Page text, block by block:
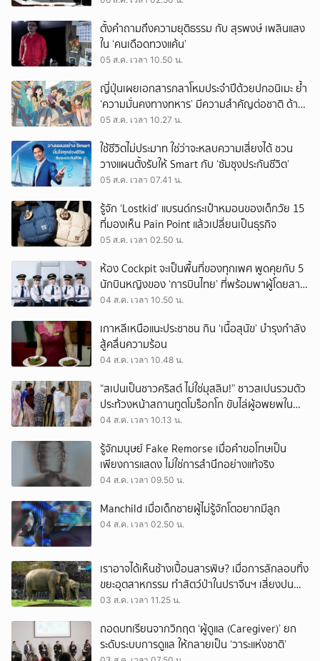
ตั้งคำถามถึงความยุติธรรม กับ สุรพงษ์ เพลินแสง
ใน ‘คนเดือดทวงแค้น’
05 ส.ค. เวลา 10.50 น.
ญี่ปุ่นเผยเอกสารกลาโหมประจำปีด้วยปกอนิเมะ ย้ำ
‘ความมั่นคงทางทหาร’ มีความสำคัญต่อชาติ ด้าน
จีนเตือน ขออย่าซ้ำรอยประวัติศาสตร์
05 ส.ค. เวลา 10.27 น.
ใช้ชีวิตไม่ประมาท ใช่ว่าจะหลบความเสี่ยงได้ ชวน
วางแผนตั้งรับให้ Smart กับ ‘ซัมซุงประกันชีวิต’
05 ส.ค. เวลา 07.41 น.
รู้จัก ‘Lostkid’ แบรนด์กระเป๋าหมอนของเด็กวัย 15
ที่มองเห็น Pain Point แล้วเปลี่ยนเป็นธุรกิจ
05 ส.ค. เวลา 02.50 น.
ห้อง Cockpit จะเป็นพื้นที่ของทุกเพศ พูดคุยกับ 5
นักบินหญิงของ ‘การบินไทย’ ที่พร้อมพาผู้โดยสาร
บินไปทั่วโลก
04 ส.ค. เวลา 10.50 น.
เกาหลีเหนือแนะประชาชน กิน ‘เนื้อสุนัข’ บำรุงกำลัง
สู้คลื่นความร้อน
04 ส.ค. เวลา 10.48 น.
“สเปนเป็นชาวคริสต์ ไม่ใช่มุสลิม!” ชาวสเปนรวมตัว
ประท้วงหน้าสถานทูตโมร็อกโก ขับไล่ผู้อพยพใน
เมืองเซวตาออกนอกประเทศ
04 ส.ค. เวลา 10.13 น.
รู้จักมนุษย์ Fake Remorse เมื่อคำขอโทษเป็น
เพียงการแสดง ไม่ใช่การสำนึกอย่างแท้จริง
04 ส.ค. เวลา 09.50 น.
Manchild เมื่อเด็กชายผู้ไม่รู้จักโตอยากมีลูก
04 ส.ค. เวลา 02.50 น.
เราอาจได้เห็นช้างเปื้อนสารพิษ? เมื่อการลักลอบทิ้ง
ขยะอุตสาหกรรม ทำสัตว์ป่าในปราจีนฯ เสี่ยงปน
เปื้อน
03 ส.ค. เวลา 11.25 น.
ถอดบทเรียนจากวิกฤต ‘ผู้ดูแล (Caregiver)’ ยก
ระดับระบบการดูแล ให้กลายเป็น ‘วาระแห่งชาติ’